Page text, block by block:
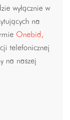
wyłącznie w
na
Onebid,
telefonicznej
na naszej